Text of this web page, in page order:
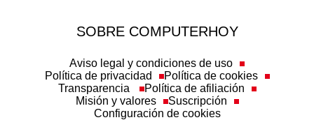
SOBRE COMPUTERHOY
Aviso legal y condiciones de uso
Política de privacidad
Política de cookies
Transparencia
Política de afiliación
Misión y valores
Suscripción
Configuración de cookies